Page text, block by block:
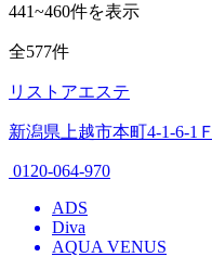
441~460件を表示
全577件
リストアエステ
新潟県上越市本町4-1-6-1Ｆ
0120-064-970
ADS
Diva
AQUA VENUS